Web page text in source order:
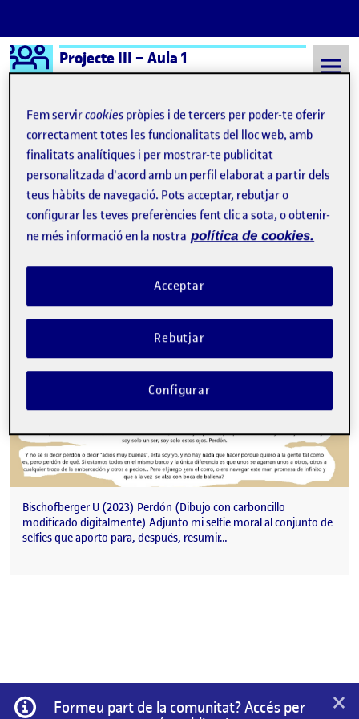
Saltar al contingut
Logo Ágora
Projecte III – Aula 1
Semestre 20241 - Aula 1 Como siempre buena
Como siempre buena
¡DATE IMPORTANCIA, imbécil!
Publicat per
Úrsula Bischofberger Valdes
Data de publicació25 novembre, 2025 10:11 pm
-comentariel ¡DATE IMPORTANCIA, imbécil!
Bischofberger U (2023) Perdón (Dibujo con carboncillo
modificado digitalmente) Adjunto mi selfie moral al conjunto de
selfies que aporto para, después, resumir…
Informació
Formeu part de la comunitat? Accés per
×
Fem servircookies pròpies i de tercers per poder-te oferir
correctament totes les funcionalitats del lloc web, amb
finalitats analítiques i per mostrar-te publicitat
personalitzada d'acord amb un perfil elaborat a partir dels
teus hàbits de navegació. Pots acceptar, rebutjar o
configurar les teves preferències fent clic a sota, o obtenir-
ne més informació en la nostra política de cookies.
Rebutjar
Acceptar
Configurar